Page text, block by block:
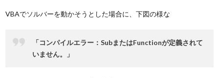
VBAでソルバーを動かそうとした場合に、下図の様な
「コンパイルエラー：SubまたはFunctionが定義されて
いません。」